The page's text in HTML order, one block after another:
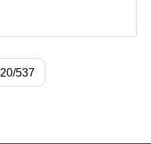
20/537